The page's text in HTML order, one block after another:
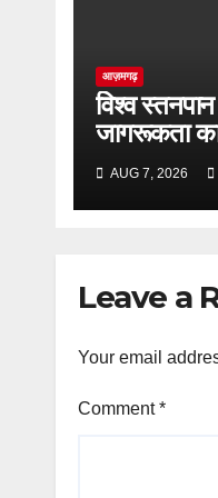
आज़मगढ़
विश्व
जागरूकता
AUG 7, 2026
Leave a
Your email
Comment*